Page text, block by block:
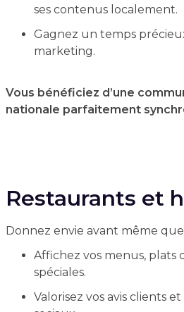
ses contenus localement.
Gagnez un temps
marketing.
Vous bénéficiez d’une
nationale parfaitement
Restaurants et
Donnez envie avant même
Affichez vos menus, plats
spéciales.
Valorisez vos avis clients